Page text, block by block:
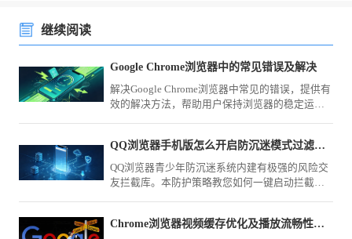
继续阅读
Google Chrome浏览器中的常见错误及解决
解决Google Chrome浏览器中常见的错误，提供有
效的解决方法，帮助用户保持浏览器的稳定运
QQ浏览器手机版怎么开启防沉迷模式过滤掉不良网恋网站
QQ浏览器青少年防沉迷系统内建有极强的风险交
友拦截库。本防护策略教您如何一键启动拦截策
Chrome浏览器视频缓存优化及播放流畅性技巧